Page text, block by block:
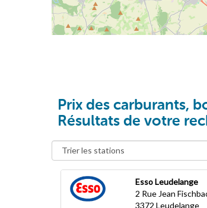
Prix des carburants,
Résultats de votre
Esso Leudelange
2 Rue Jean
3372 Leudelange